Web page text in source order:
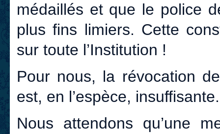
médaillés et que le police
plus fins limiers. Cette
sur toute l’Institution !
Pour nous, la révocation
est, en l’espèce, insuffisante.
Nous attendons qu’une